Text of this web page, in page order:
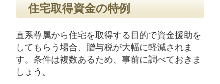
住宅取得資金の特例
直系尊属から住宅を取得する目的で資金援助を
してもらう場合、贈与税が大幅に軽減されま
す。条件は複数あるため、事前に調べておきま
しょう。